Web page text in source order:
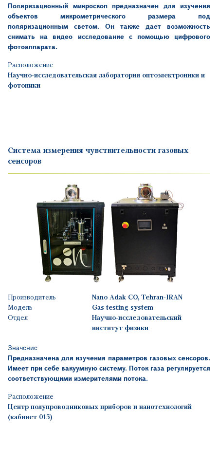
Поляризационный микроскоп предназначен для изучения
объектов микрометрического размера под
поляризационным светом. Он также дает возможность
снимать на видео исследование с помощью цифрового
фотоаппарата.
Расположение
Научно-исследовательская лаборатория оптоэлектроники и
фотоники
Система измерения чувствительности газовых
сенсоров
Производитель
Nano Adak CO, Tehran-IRAN
Модель
Gas testing system
Отдел
Научно-исследовательский
институт физики
Значение
Предназначена для изучения параметров газовых сенсоров.
Имеет при себе вакуумную систему. Поток газа регулируется
соответствующими измерителями потока.
Расположение
Центр полупроводниковых приборов и нанотехнологий
(кабинет 015)